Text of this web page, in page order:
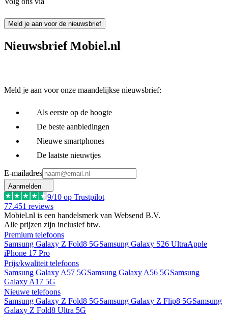
Meld je aan voor de nieuwsbrief
Nieuwsbrief Mobiel.nl
Meld je aan voor onze maandelijkse nieuwsbrief:
Als eerste op de hoogte
De beste aanbiedingen
Nieuwe smartphones
De laatste nieuwtjes
E-mailadres
Aanmelden
9/10 op Trustpilot
77.451 reviews
Mobiel.nl is een handelsmerk van Websend B.V.
Alle prijzen zijn inclusief btw.
Premium telefoons
Samsung Galaxy Z Fold8 5GSamsung Galaxy S26 UltraApple
iPhone 17 Pro
Prijs/kwaliteit telefoons
Samsung Galaxy A57 5GSamsung Galaxy A56 5GSamsung
Galaxy A17 5G
Nieuwe telefoons
Samsung Galaxy Z Fold8 5GSamsung Galaxy Z Flip8 5GSamsung
Galaxy Z Fold8 Ultra 5G